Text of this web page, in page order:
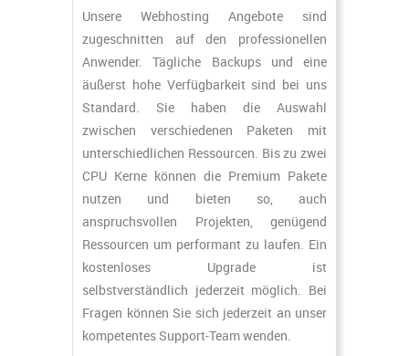
Unsere Webhosting Angebote sind
zugeschnitten auf den professionellen
Anwender. Tägliche Backups und eine
äußerst hohe Verfügbarkeit sind bei uns
Standard. Sie haben die Auswahl
zwischen verschiedenen Paketen mit
unterschiedlichen Ressourcen. Bis zu zwei
CPU Kerne können die Premium Pakete
nutzen und bieten so, auch
anspruchsvollen Projekten, genügend
Ressourcen um performant zu laufen. Ein
kostenloses Upgrade ist
selbstverständlich jederzeit möglich. Bei
Fragen können Sie sich jederzeit an unser
kompetentes Support-Team wenden.